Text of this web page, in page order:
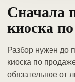
Сначала
киоска
Разбор нужен до
киоска по
обязательное от